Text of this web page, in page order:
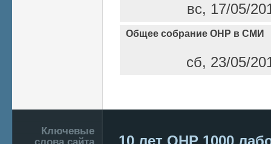
вс, 17/05/
Общее собрание ОНР в СМИ
сб, 23/05/
Подвал
Ключевые
слова сайта
10 лет ОНР 1000